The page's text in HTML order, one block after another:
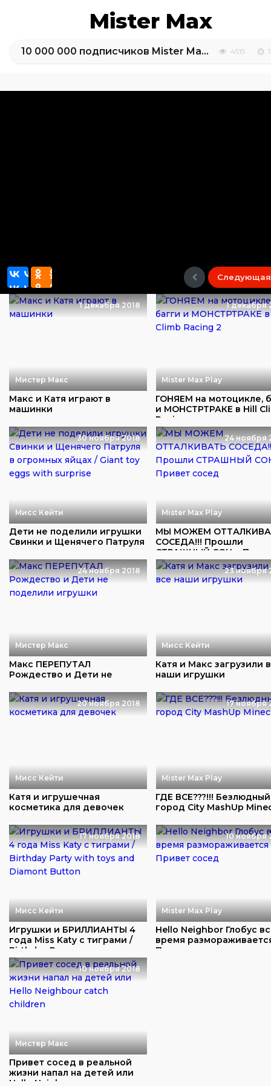
Mister Max
10 000 000 подписчиков Mister Max и Minecraft Party 4515
Следующая
1 декабря 2018
Мистер Макс
Макс и Катя играют в
машинки
1 декабря
Mister Max Play
ГОНЯЕМ на мотоцикле,
и МОНСТРТРАКЕ в Hill
Racing...
30 ноября 2018
Мисс Кейти
Дети не поделили игрушки
Свинки и Щенячего Патруля
24 ноября
Mister Max Play
МЫ МОЖЕМ
СОСЕДА!!! Прошли
СТРАШНЫЙ СОН в
24 ноября 2018
Мистер Макс
Макс ПЕРЕПУТАЛ
Рождество и Дети не
23 ноября
Мисс Кейти
Катя и Макс загрузили
наши игрушки
20 ноября 2018
Мисс Кейти
Катя и игрушечная
косметика для девочек
17 ноября
Mister Max Play
ГДЕ ВСЕ???!!! Безлюдный
город City MashUp
17 ноября 2018
Мисс Кейти
Игрушки и БРИЛЛИАНТЫ 4
года Miss Katy с тиграми /
Birthday P...
10 ноября
Mister Max Play
Hello Neighbor Глобус
время
Привет сос...
10 ноября 2018
Мистер Макс
Привет сосед в реальной
жизни напал на детей или
Hello Neigh...